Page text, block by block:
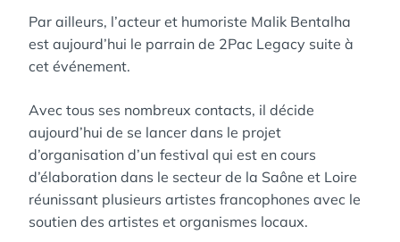
Par ailleurs, l’acteur et humoriste Malik Bentalha
est aujourd’hui le parrain de 2Pac Legacy suite à
cet événement.
Avec tous ses nombreux contacts, il décide
aujourd’hui de se lancer dans le projet
d’organisation d’un festival qui est en cours
d’élaboration dans le secteur de la Saône et Loire
réunissant plusieurs artistes francophones avec le
soutien des artistes et organismes locaux.